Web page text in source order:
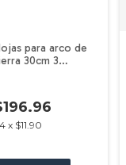
para arco de
30cm 3
x $11.90